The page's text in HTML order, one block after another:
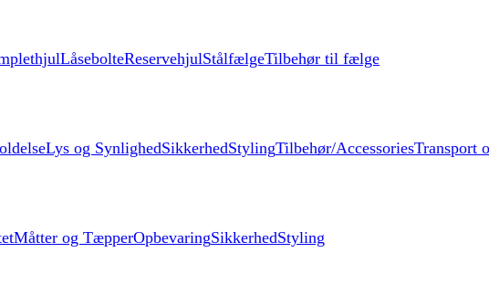
LåsebolteReservehjulStålfælgeTilbehør til fælge
Lys og SynlighedSikkerhedStylingTilbehør/AccessoriesTransport
Måtter og TæpperOpbevaringSikkerhedStyling